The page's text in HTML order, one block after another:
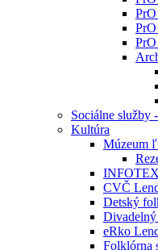
Sociálne služby
Kultúra
Múzeum
CVČ
Detský
Divadelný
eRko
Folklórna